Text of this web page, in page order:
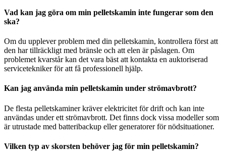
Vad kan jag göra om min pelletskamin inte fungerar som den
ska?
Om du upplever problem med din pelletskamin, kontrollera först att
den har tillräckligt med bränsle och att elen är påslagen. Om
problemet kvarstår kan det vara bäst att kontakta en auktoriserad
servicetekniker för att få professionell hjälp.
Kan jag använda min pelletskamin under strömavbrott?
De flesta pelletskaminer kräver elektricitet för drift och kan inte
användas under ett strömavbrott. Det finns dock vissa modeller som
är utrustade med batteribackup eller generatorer för nödsituationer.
Vilken typ av skorsten behöver jag för min pelletskamin?